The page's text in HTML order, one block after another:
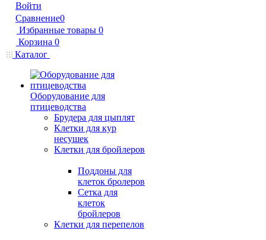
Войти
Сравнение0
Избранные товары 0
Корзина 0
Каталог
Оборудование для
птицеводства
Брудера для цыплят
Клетки для кур
несушек
Клетки для бройлеров
Поддоны для
клеток бролеров
Сетка для
клеток
бройлеров
Клетки для перепелов